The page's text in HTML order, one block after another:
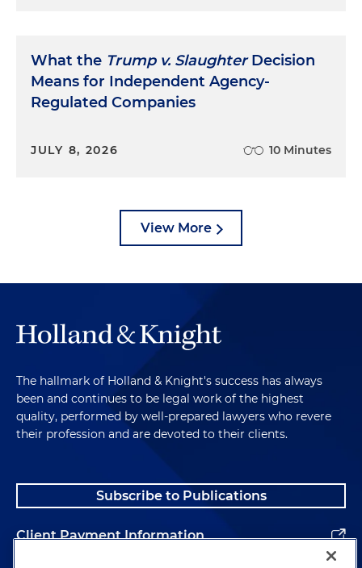
What the Trump v. SlaughterDecision
Means for Independent Agency-
Regulated Companies
JULY 8, 2026 10 Minutes
View More
The hallmark of Holland & Knight's success has always
been and continues to be legal work of the highest
quality, performed by well-prepared lawyers who revere
their profession and are devoted to their clients.
Subscribe to Publications
Client Payment Information